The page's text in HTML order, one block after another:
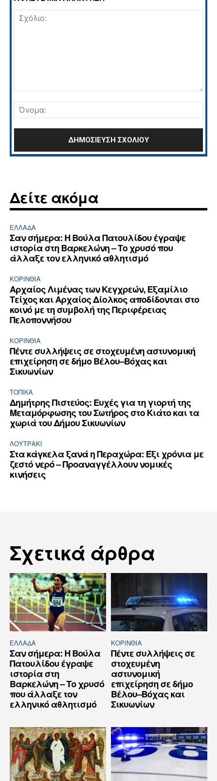
Δείτε ακόμα
ΕΛΛΆΔΑ
Σαν σήμερα: Η Βούλα Πατουλίδου έγραψε
ιστορία στη Βαρκελώνη – Το χρυσό που
άλλαξε τον ελληνικό αθλητισμό
ΚΟΡΙΝΘΊΑ
Αρχαίος Λιμένας των Κεγχρεών, Εξαμίλιο
Τείχος και Aρχαίος Δίολκος αποδίδονται στο
κοινό με τη συμβολή της Περιφέρειας
Πελοποννήσου
ΚΟΡΙΝΘΊΑ
Πέντε συλλήψεις σε στοχευμένη αστυνομική
επιχείρηση σε δήμο Βέλου–Βόχας και
Σικυωνίων
ΤΟΠΙΚΑ
Δημήτρης Πιστεύος: Ευχές για τη γιορτή της
Μεταμόρφωσης του Σωτήρος στο Κιάτο και τα
χωριά του Δήμου Σικυωνίων
ΛΟΥΤΡΆΚΙ
Στα κάγκελα ξανά η Περαχώρα: Έξι χρόνια με
ζεστό νερό – Προαναγγέλλουν νομικές
κινήσεις
Σχετικά άρθρα
ΕΛΛΆΔΑ
Σαν σήμερα: Η Βούλα
Πατουλίδου έγραψε
ιστορία στη
Βαρκελώνη – Το χρυσό
που άλλαξε τον
ελληνικό αθλητισμό
ΚΟΡΙΝΘΊΑ
Πέντε συλλήψεις σε
στοχευμένη
αστυνομική
επιχείρηση σε δήμο
Βέλου–Βόχας και
Σικυωνίων